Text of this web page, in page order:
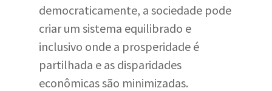
democraticamente, a sociedade pode
criar um sistema equilibrado e
inclusivo onde a prosperidade é
partilhada e as disparidades
econômicas são minimizadas.